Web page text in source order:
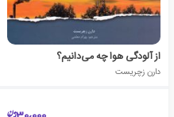
از آلودگی هوا چه می‌دانیم؟
دارن زچریست